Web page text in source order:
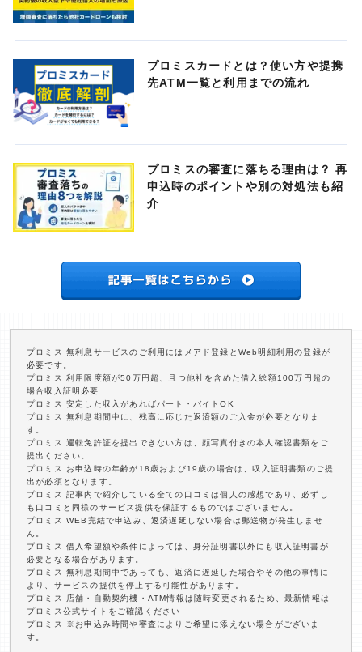
プロミスカードとは？使い方や提携
先ATM一覧と利用までの流れ
プロミスの審査に落ちる理由は？ 再
申込時のポイントや別の対処法も紹
介
プロミス 無利息サービスのご利用にはメアド登録とWeb明細利用の登録が
必要です。
プロミス 利用限度額が50万円超、且つ他社を含めた借入総額100万円超の
場合収入証明必要
プロミス 安定した収入があればパート・バイトOK
プロミス 無利息期間中に、残高に応じた返済額のご入金が必要となりま
す。
プロミス 運転免許証を提出できない方は、顔写真付きの本人確認書類をご
提出ください。
プロミス お申込時の年齢が18歳および19歳の場合は、収入証明書類のご提
出が必須となります。
プロミス 記事内で紹介している全ての口コミは個人の感想であり、必ずし
も口コミと同様のサービス提供を保証するものではございません。
プロミス WEB完結で申込み、返済遅延しない場合は郵送物が発生しませ
ん。
プロミス 借入希望額や条件によっては、身分証明書以外にも収入証明書が
必要となる場合があります。
プロミス 無利息期間中であっても、返済に遅延した場合やその他の事情に
より、サービスの提供を停止する可能性があります。
プロミス 店舗・自動契約機・ATM情報は随時変更されるため、最新情報は
プロミス公式サイトをご確認ください
プロミス ※お申込み時間や審査によりご希望に添えない場合がございま
す。